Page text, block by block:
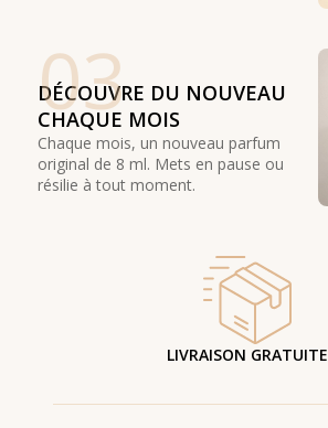
03
DÉCOUVRE DU NOUVEAU
CHAQUE MOIS
Chaque mois, un nouveau parfum
original de 8 ml. Mets en pause ou
résilie à tout moment.
LIVRAISON GRATUITE